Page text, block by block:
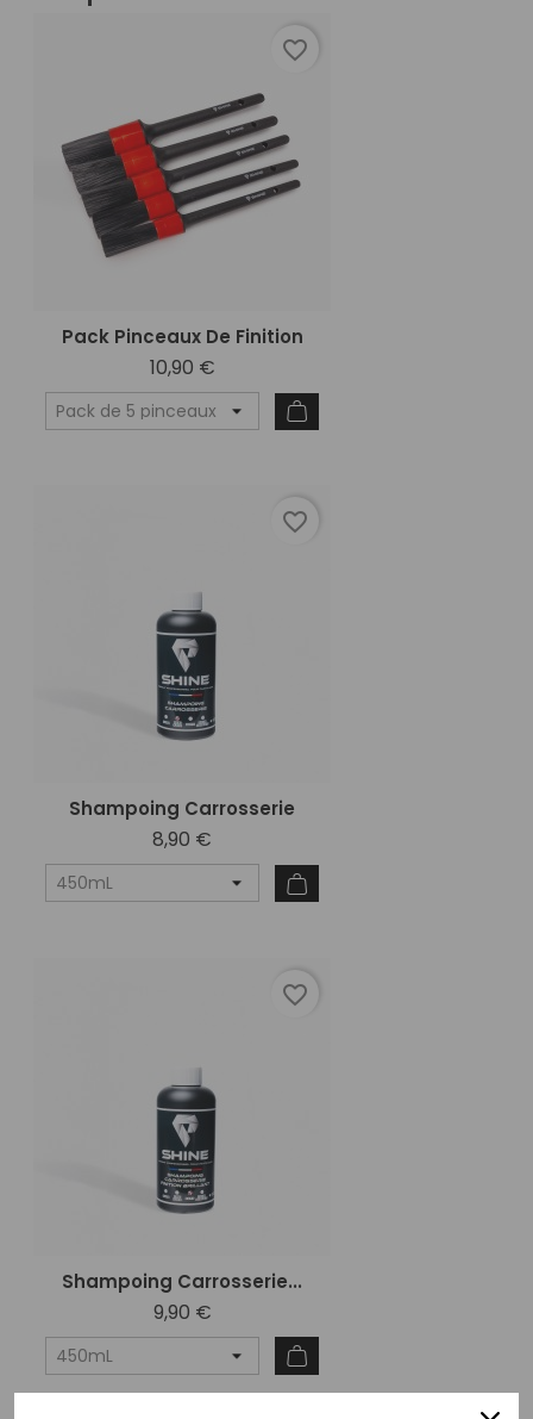
Pack Pinceaux De Finition
10,90 €
favorite_border
Shampoing Carrosserie
8,90 €
favorite_border
Shampoing Carrosserie...
9,90 €
favorite_border